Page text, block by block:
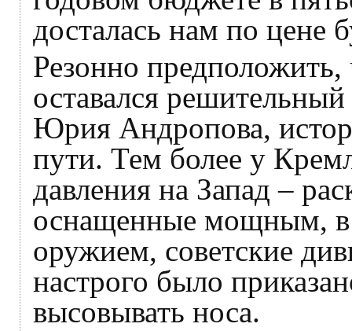
досталась нам по цене
Резонно
оставался
Юрия Андропова,
пути. Тем более у
давления на Запад –
оснащенные мощным, в
оружием, советские
настрого было
высовывать носа.